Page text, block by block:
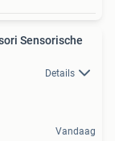
Sensorische
Details
Vandaag